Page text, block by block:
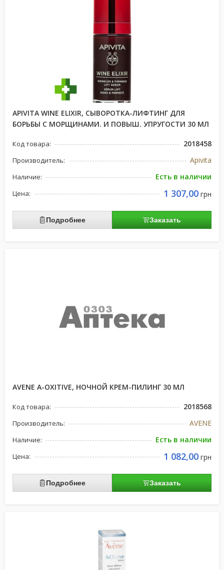
APIVITA WINE ELIXIR, СЫВОРОТКА-ЛИФТИНГ ДЛЯ
БОРЬБЫ С МОРЩИНАМИ. И ПОВЫШ. УПРУГОСТИ 30 МЛ
Код товара: 2018458
Производитель: Apivita
Наличие: Есть в наличии
Цена: 1 307,00 грн
Подробнее Заказать
AVENE A-OXITIVE, НОЧНОЙ КРЕМ-ПИЛИНГ 30 МЛ
Код товара: 2018568
Производитель: AVENE
Наличие: Есть в наличии
Цена: 1 082,00 грн
Подробнее Заказать